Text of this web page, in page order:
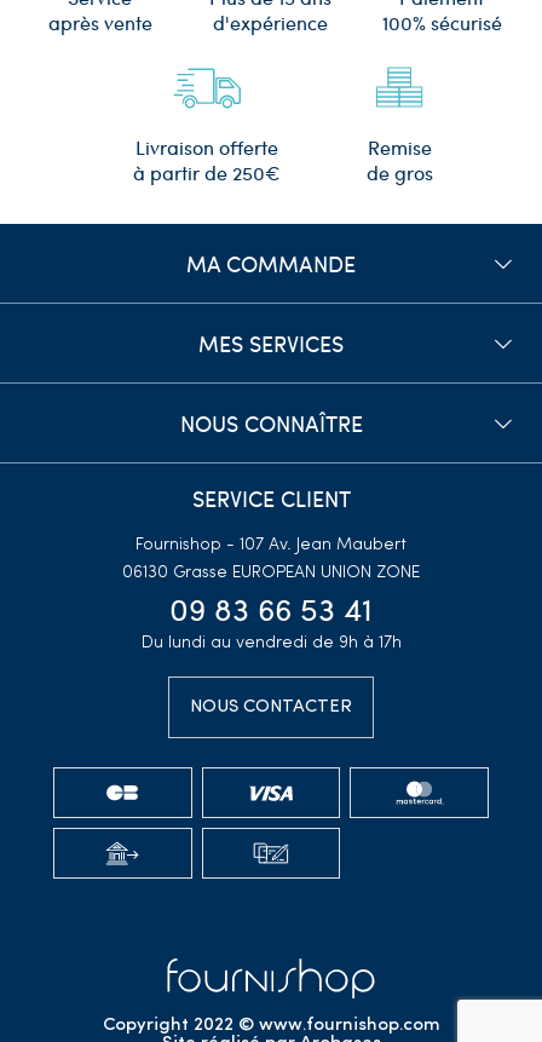
après vente
d'expérience
100% sécurisé
Livraison offerte
à partir de 250€
Remise
de gros
MA COMMANDE
MES SERVICES
NOUS CONNAÎTRE
SERVICE CLIENT
Fournishop - 107 Av. Jean Maubert
06130 Grasse EUROPEAN UNION ZONE
09 83 66 53 41
Du lundi au vendredi de 9h à 17h
NOUS CONTACTER
Copyright 2022 © www.fournishop.com